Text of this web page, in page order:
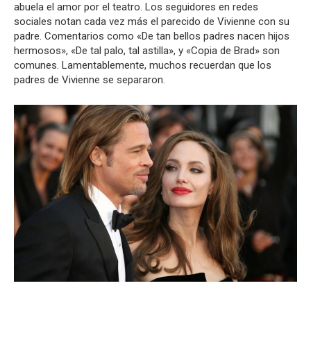
abuela el amor por el teatro. Los seguidores en redes
sociales notan cada vez más el parecido de Vivienne con su
padre. Comentarios como «De tan bellos padres nacen hijos
hermosos», «De tal palo, tal astilla», y «Copia de Brad» son
comunes. Lamentablemente, muchos recuerdan que los
padres de Vivienne se separaron.